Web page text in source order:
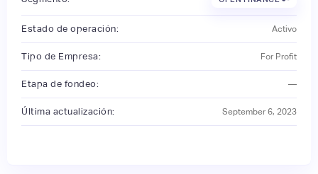
Estado de operación: Activo
Tipo de Empresa: For Profit
Etapa de fondeo: —
Última actualización: September 6, 2023